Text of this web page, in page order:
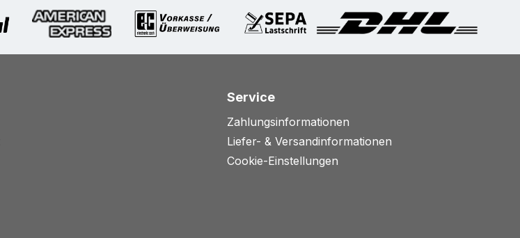
Service
Zahlungsinformationen
Liefer- & Versandinformationen
Cookie-Einstellungen